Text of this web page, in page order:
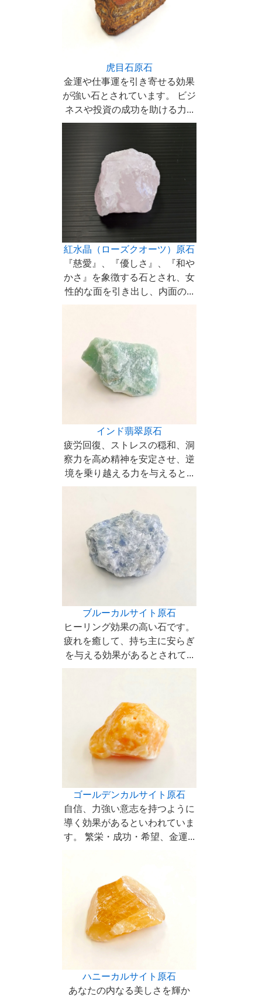
虎目石原石
金運や仕事運を引き寄せる効果
が強い石とされています。 ビジ
ネスや投資の成功を助ける力...
紅水晶（ローズクオーツ）原石
『慈愛』、『優しさ』、『和や
かさ』を象徴する石とされ、女
性的な面を引き出し、内面の...
インド翡翠原石
疲労回復、ストレスの穏和、洞
察力を高め精神を安定させ、逆
境を乗り越える力を与えると...
ブルーカルサイト原石
ヒーリング効果の高い石です。
疲れを癒して、持ち主に安らぎ
を与える効果があるとされて...
ゴールデンカルサイト原石
自信、力強い意志を持つように
導く効果があるといわれていま
す。 繁栄・成功・希望、金運...
ハニーカルサイト原石
あなたの内なる美しさを輝か